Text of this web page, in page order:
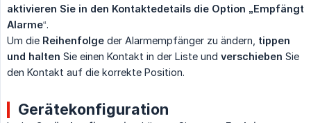
aktivieren Sie in den Kontaktedetails die Option „Empfängt
Alarme“.
Um die Reihenfolge der Alarmempfänger zu ändern, tippen
und halten Sie einen Kontakt in der Liste und verschieben Sie
den Kontakt auf die korrekte Position.
Gerätekonfiguration